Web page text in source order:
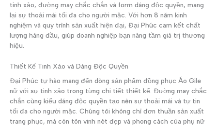
tinh xảo, đường may chắc chắn và form dáng độc quyền, mang
lại sự thoải mái tối đa cho người mặc. Với hơn 8 năm kinh
nghiệm và quy trình sản xuất hiện đại, Đại Phúc cam kết chất
lượng hàng đầu, giúp doanh nghiệp bạn nâng tầm giá trị thương
hiệu.
Thiết Kế Tinh Xảo và Dáng Độc Quyền
Đại Phúc tự hào mang đến dòng sản phẩm đồng phục Áo Gile
nữ với sự tinh xảo trong từng chi tiết thiết kế. Đường may chắc
chắn cùng kiểu dáng độc quyền tạo nên sự thoải mái và tự tin
tối đa cho người mặc. Chúng tôi không chỉ đơn thuần sản xuất
trang phục, mà còn tôn vinh nét đẹp và phong cách của phụ nữ